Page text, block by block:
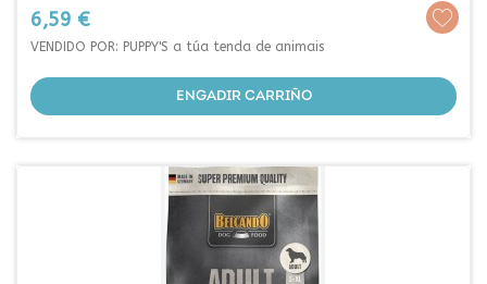
Prezo
6,59 €
VENDIDO POR: PUPPY'S a túa tenda de animais
ENGADIR CARRIÑO